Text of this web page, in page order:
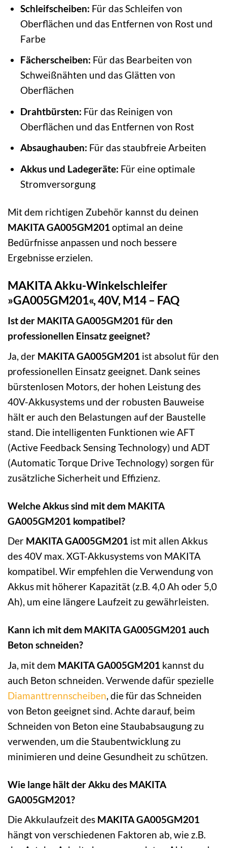
Schleifscheiben: Für das Schleifen von
Oberflächen und das Entfernen von Rost und
Farbe
Fächerscheiben: Für das Bearbeiten von
Schweißnähten und das Glätten von
Oberflächen
Drahtbürsten: Für das Reinigen von
Oberflächen und das Entfernen von Rost
Absaughauben: Für das staubfreie Arbeiten
Akkus und Ladegeräte: Für eine optimale
Stromversorgung
Mit dem richtigen Zubehör kannst du deinen
MAKITA GA005GM201 optimal an deine
Bedürfnisse anpassen und noch bessere
Ergebnisse erzielen.
MAKITA Akku-Winkelschleifer
»GA005GM201«, 40V, M14 – FAQ
Ist der MAKITA GA005GM201 für den
professionellen Einsatz geeignet?
Ja, der MAKITA GA005GM201 ist absolut für den
professionellen Einsatz geeignet. Dank seines
bürstenlosen Motors, der hohen Leistung des
40V-Akkusystems und der robusten Bauweise
hält er auch den Belastungen auf der Baustelle
stand. Die intelligenten Funktionen wie AFT
(Active Feedback Sensing Technology) und ADT
(Automatic Torque Drive Technology) sorgen für
zusätzliche Sicherheit und Effizienz.
Welche Akkus sind mit dem MAKITA
GA005GM201 kompatibel?
Der MAKITA GA005GM201 ist mit allen Akkus
des 40V max. XGT-Akkusystems von MAKITA
kompatibel. Wir empfehlen die Verwendung von
Akkus mit höherer Kapazität (z.B. 4,0 Ah oder 5,0
Ah), um eine längere Laufzeit zu gewährleisten.
Kann ich mit dem MAKITA GA005GM201 auch
Beton schneiden?
Ja, mit dem MAKITA GA005GM201 kannst du
auch Beton schneiden. Verwende dafür spezielle
Diamanttrennscheiben, die für das Schneiden
von Beton geeignet sind. Achte darauf, beim
Schneiden von Beton eine Staubabsaugung zu
verwenden, um die Staubentwicklung zu
minimieren und deine Gesundheit zu schützen.
Wie lange hält der Akku des MAKITA
GA005GM201?
Die Akkulaufzeit des MAKITA GA005GM201
hängt von verschiedenen Faktoren ab, wie z.B.